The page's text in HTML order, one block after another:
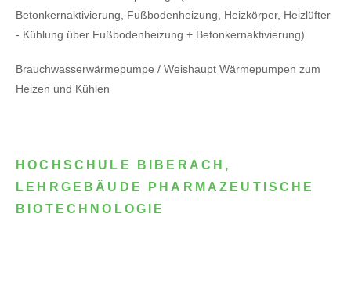
Betonkernaktivierung, Fußbodenheizung, Heizkörper, Heizlüfter
- Kühlung über Fußbodenheizung + Betonkernaktivierung)
Brauchwasserwärmepumpe / Weishaupt Wärmepumpen zum
Heizen und Kühlen
HOCHSCHULE BIBERACH,
LEHRGEBÄUDE PHARMAZEUTISCHE
BIOTECHNOLOGIE